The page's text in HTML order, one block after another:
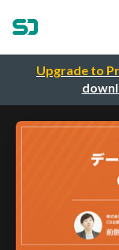
Upgrade to